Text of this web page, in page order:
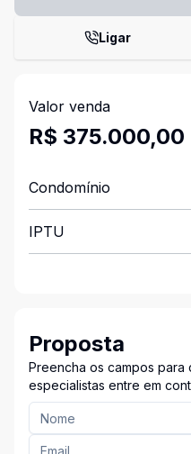
Ligar
Valor venda
R$ 375.000,00
Condomínio
IPTU
Proposta
Preencha os campos para
especialistas entre em